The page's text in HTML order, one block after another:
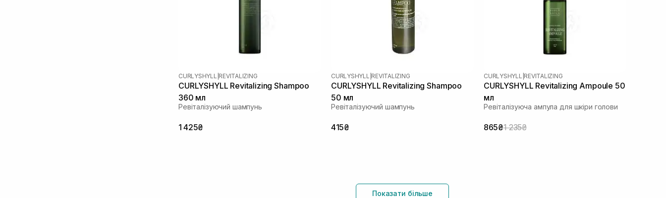
CURLYSHYLL REVITALIZING
CURLYSHYLL Revitalizing Shampoo
360 мл
Ревіталізуючий шампунь
1 425₴
CURLYSHYLL REVITALIZING
CURLYSHYLL Revitalizing Shampoo
50 мл
Ревіталізуючий шампунь
415₴
CURLYSHYLL REVITALIZING
CURLYSHYLL Revitalizing Ampoule 50
мл
Ревіталізуюча ампула для шкіри голови
865₴1 235₴
Показати більше